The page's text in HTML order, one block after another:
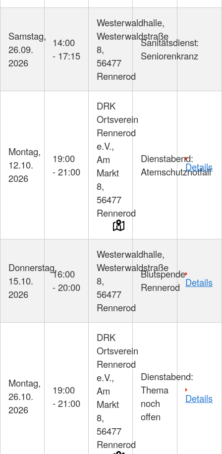
Samstag,
26.09.
2026
14:00
- 17:15
Westerwaldhalle,
Westerwaldstraße
8,
56477
Rennerod
Sanitätsdienst:
Seniorenkranz
Montag,
12.10.
2026
19:00
- 21:00
DRK
Ortsverein
Rennerod
e.V.,
Am
Markt
8,
56477
Rennerod
Dienstabend:
Atemschutznotfall
Details
Donnerstag,
15.10.
2026
16:00
- 20:00
Westerwaldhalle,
Westerwaldstraße
8,
56477
Rennerod
Blutspende
Rennerod Details
Montag,
26.10.
2026
19:00
- 21:00
DRK
Ortsverein
Rennerod
e.V.,
Am
Markt
8,
56477
Rennerod
Dienstabend:
Thema
noch
offen
Details